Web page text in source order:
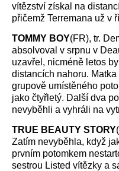
vítězství získal na
přičemž Terremana už v
TOMMY BOY(FR), tr.
absolvoval v srpnu v
uzavřel, nicméně letos
distancích nahoru.
grupově umístěného
jako čtyřletý. Další dva
nevyběhli a vyhráli na
TRUE BEAUTY STORY
Zatím nevyběhla, když
prvním potomkem
sestrou Listed vítězky a